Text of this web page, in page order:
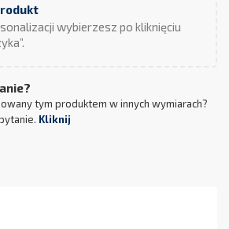
wybierzesz po kliknięciu
tym produktem w innych wymiarach?
Kliknij